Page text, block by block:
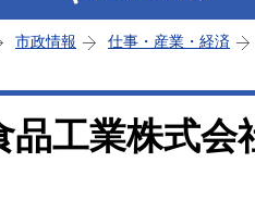
市政情報
仕事・産業・経済
工業株式会